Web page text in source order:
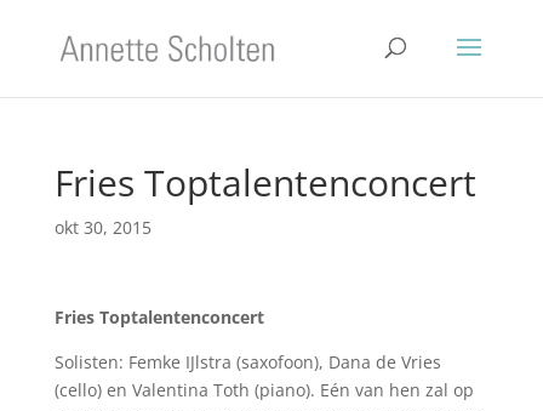
Fries Toptalentenconcert
okt 30, 2015
Fries Toptalentenconcert
Solisten: Femke IJlstra (saxofoon), Dana de Vries
(cello) en Valentina Toth (piano). Eén van hen zal op